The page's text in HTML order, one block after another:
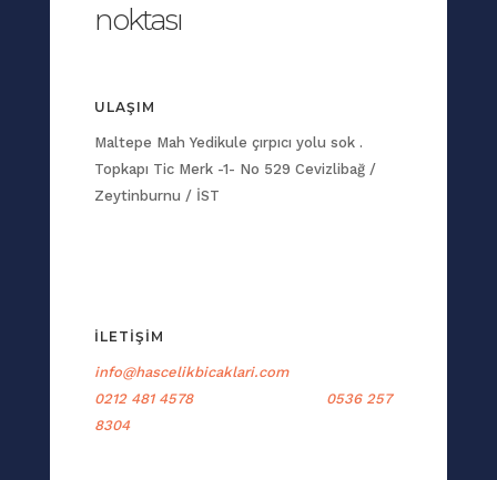
noktası
ULAŞIM
Maltepe Mah Yedikule çırpıcı yolu sok .
Topkapı Tic Merk -1- No 529 Cevizlibağ /
Zeytinburnu / İST
İLETİŞİM
info@hascelikbicaklari.com
0212 481 4578 0536 257
8304